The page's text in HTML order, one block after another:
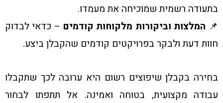
בתעודה רשמית שמוכיחה את מעמדו.
📌 המלצות וביקורות מלקוחות קודמים – כדאי לבדוק
חוות דעת ולבקר בפרויקטים קודמים שהקבלן ביצע.
בחירה בקבלן שיפוצים רשום היא ערובה לכך שתקבלו
עבודה מקצועית, בטוחה ואמינה. אל תתפתו לבחור